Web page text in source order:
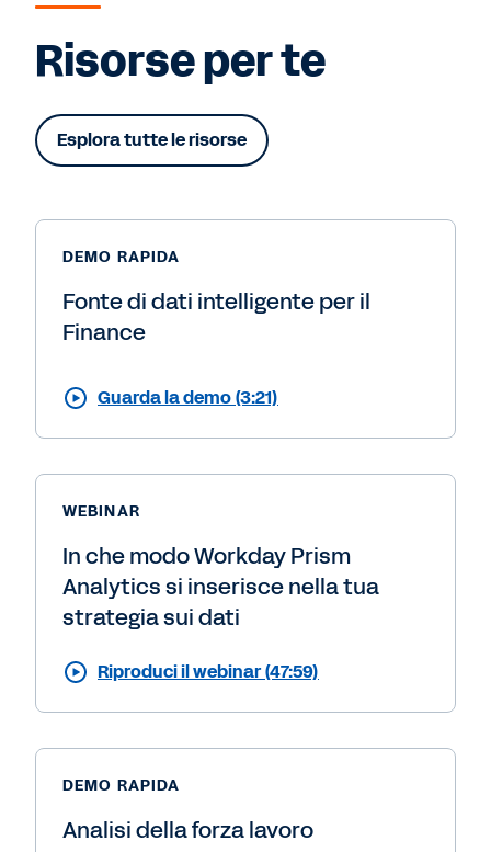
Risorse per te
Esplora tutte le risorse
DEMO RAPIDA
Fonte di dati intelligente per il
Finance
Guarda la demo (3:21)
WEBINAR
In che modo Workday Prism
Analytics si inserisce nella tua
strategia sui dati
Riproduci il webinar (47:59)
DEMO RAPIDA
Analisi della forza lavoro